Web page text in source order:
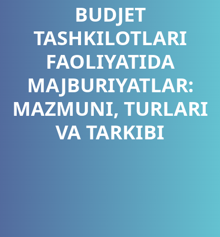
BUDJET
TASHKILOTLARI
FAOLIYATIDA
MAJBURIYATLAR:
MAZMUNI, TURLARI
VA TARKIBI